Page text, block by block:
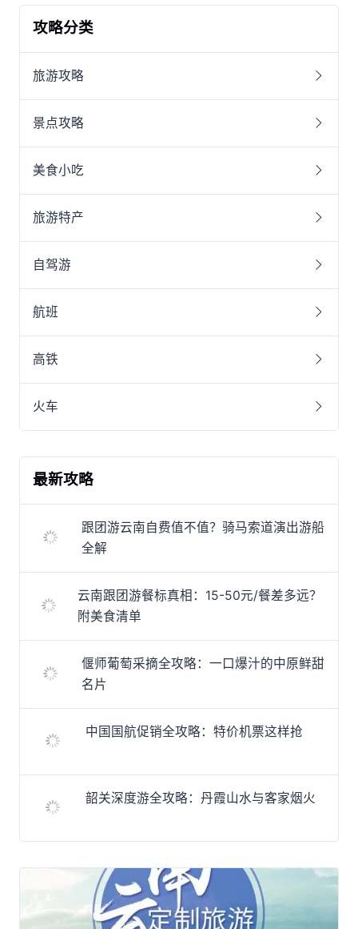
攻略分类
旅游攻略
景点攻略
美食小吃
旅游特产
自驾游
航班
高铁
火车
最新攻略
跟团游云南自费值不值？骑马索道演出游船
全解
云南跟团游餐标真相：15-50元/餐差多远？
附美食清单
偃师葡萄采摘全攻略：一口爆汁的中原鲜甜
名片
中国国航促销全攻略：特价机票这样抢
韶关深度游全攻略：丹霞山水与客家烟火